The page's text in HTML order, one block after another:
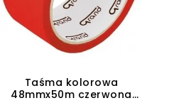
Taśma kolorowa
48mmx50m czerwona